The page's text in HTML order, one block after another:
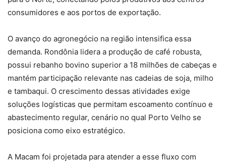
consumidores e aos portos de exportação.
O avanço do agronegócio na região intensifica essa
demanda. Rondônia lidera a produção de café robusta,
possui rebanho bovino superior a 18 milhões de cabeças e
mantém participação relevante nas cadeias de soja, milho
e tambaqui. O crescimento dessas atividades exige
soluções logísticas que permitam escoamento contínuo e
abastecimento regular, cenário no qual Porto Velho se
posiciona como eixo estratégico.
A Macam foi projetada para atender a esse fluxo com